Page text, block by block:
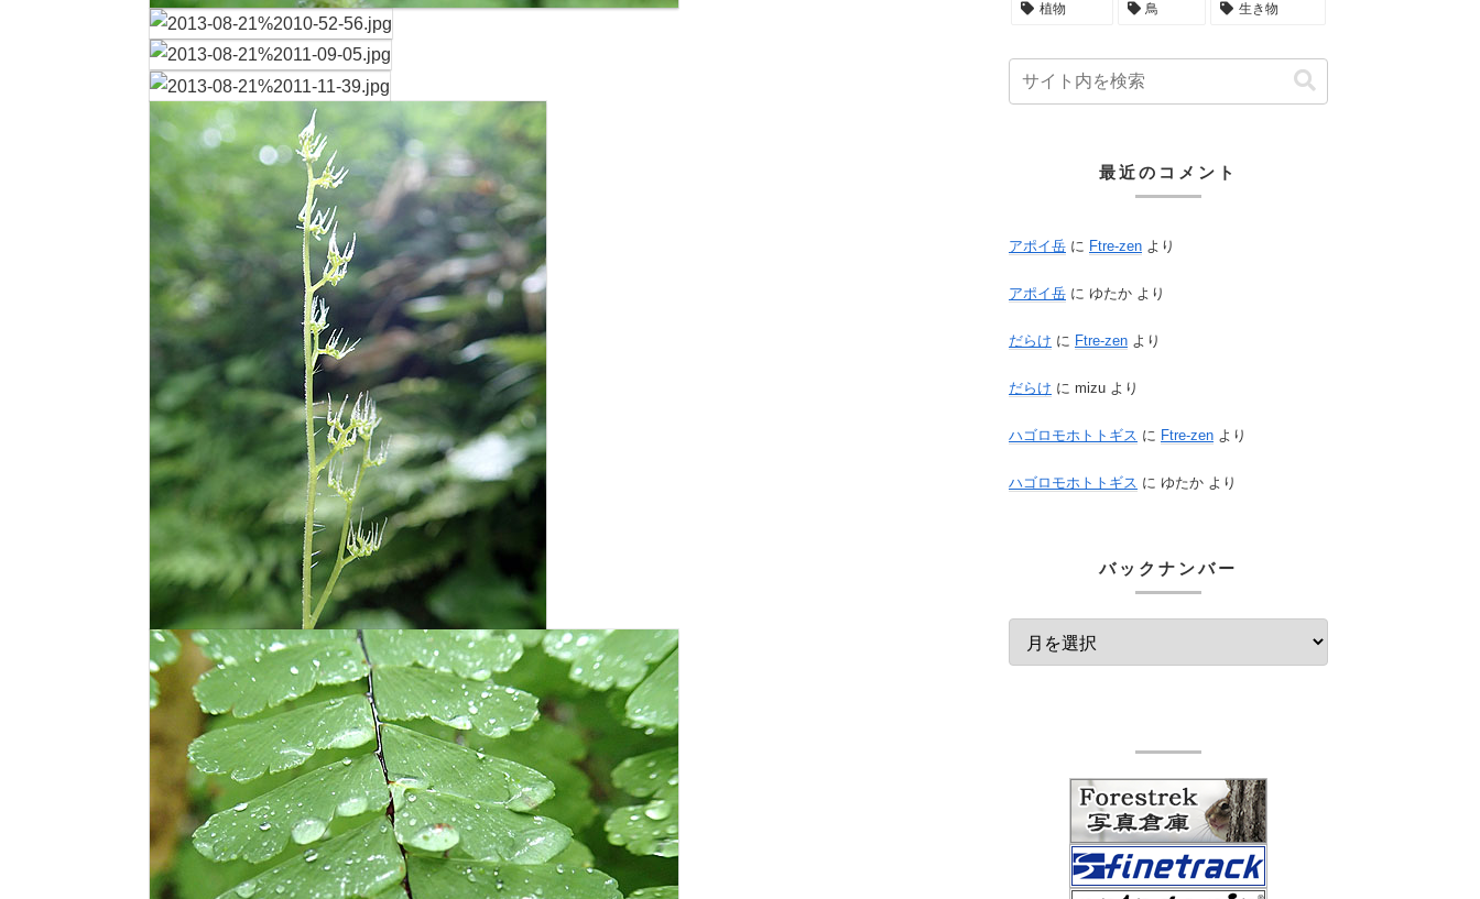
植物 鳥 生き物
最近のコメント
アポイ岳 に Ftre-zen より
アポイ岳 に ゆたか より
だらけ に Ftre-zen より
だらけ に mizu より
ハゴロモホトトギス に Ftre-zen より
ハゴロモホトトギス に ゆたか より
バックナンバー